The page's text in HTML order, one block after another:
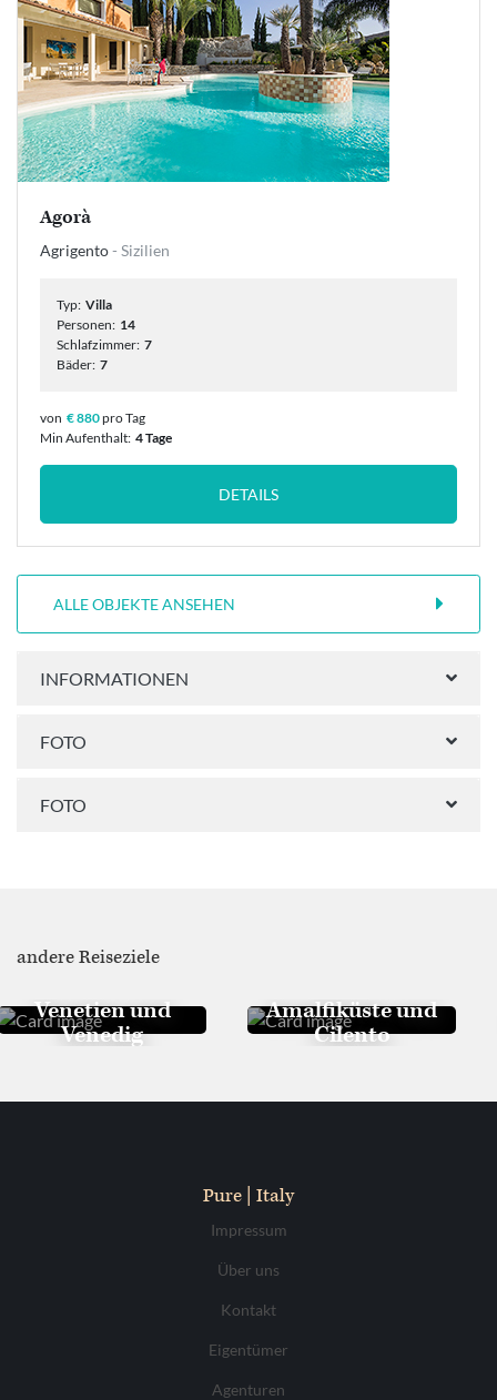
Agorà
Agrigento- Sizilien
Typ: Villa
Personen: 14
Schlafzimmer: 7
Bäder: 7
von € 880pro Tag
Min Aufenthalt: 4 Tage
DETAILS
ALLE OBJEKTE ANSEHEN
INFORMATIONEN
FOTO
FOTO
andere Reiseziele
Venetien und
Venedig
Amalfiküste und
Cilento
Pure | Italy
Impressum
Über uns
Kontakt
Eigentümer
Agenturen